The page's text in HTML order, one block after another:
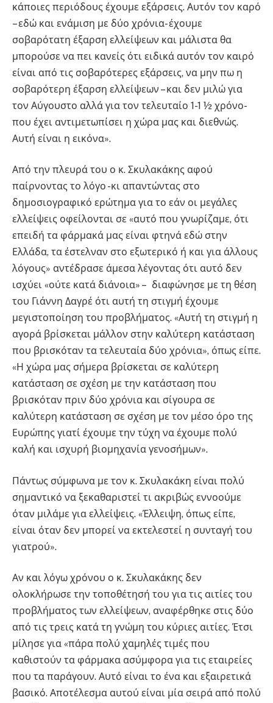
κάποιες περιόδους έχουμε εξάρσεις. Αυτόν τον καρό
– εδώ και ενάμιση με δύο χρόνια- έχουμε
σοβαρότατη έξαρση ελλείψεων και μάλιστα θα
μπορούσε να πει κανείς ότι ειδικά αυτόν τον καιρό
είναι από τις σοβαρότερες εξάρσεις, να μην πω η
σοβαρότερη έξαρση ελλείψεων – και δεν μιλώ για
τον Αύγουστο αλλά για τον τελευταίο 1-1 ½ χρόνο-
που έχει αντιμετωπίσει η χώρα μας και διεθνώς.
Αυτή είναι η εικόνα».
Από την πλευρά του ο κ. Σκυλακάκης αφού
παίρνοντας το λόγο -κι απαντώντας στο
δημοσιογραφικό ερώτημα για το εάν οι μεγάλες
ελλείψεις οφείλονται σε «αυτό που γνωρίζαμε, ότι
επειδή τα φάρμακά μας είναι φτηνά εδώ στην
Ελλάδα, τα έστελναν στο εξωτερικό ή και για άλλους
λόγους» αντέδρασε άμεσα λέγοντας ότι αυτό δεν
ισχύει «ούτε κατά διάνοια» – διαφώνησε με τη θέση
του Γιάννη Δαγρέ ότι αυτή τη στιγμή έχουμε
μεγιστοποίηση του προβλήματος. «Αυτή τη στιγμή η
αγορά βρίσκεται μάλλον στην καλύτερη κατάσταση
που βρισκόταν τα τελευταία δύο χρόνια», όπως είπε.
«Η χώρα μας σήμερα βρίσκεται σε καλύτερη
κατάσταση σε σχέση με την κατάσταση που
βρισκόταν πριν δύο χρόνια και σίγουρα σε
καλύτερη κατάσταση σε σχέση με τον μέσο όρο της
Ευρώπης γιατί έχουμε την τύχη να έχουμε πολύ
καλή και ισχυρή βιομηχανία γενοσήμων».
Πάντως σύμφωνα με τον κ. Σκυλακάκη είναι πολύ
σημαντικό να ξεκαθαριστεί τι ακριβώς εννοούμε
όταν μιλάμε για ελλείψεις. «Έλλειψη, όπως είπε,
είναι όταν δεν μπορεί να εκτελεστεί η συνταγή του
γιατρού».
Αν και λόγω χρόνου ο κ. Σκυλακάκης δεν
ολοκλήρωσε την τοποθέτησή του για τις αιτίες του
προβλήματος των ελλείψεων, αναφέρθηκε στις δύο
από τις τρεις κατά τη γνώμη του κύριες αιτίες. Έτσι
μίλησε για «πάρα πολύ χαμηλές τιμές που
καθιστούν τα φάρμακα ασύμφορα για τις εταιρείες
που τα παράγουν. Αυτό είναι το ένα και εξαιρετικά
βασικό. Αποτέλεσμα αυτού είναι μία σειρά από πολύ